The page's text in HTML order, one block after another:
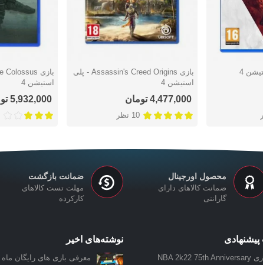
دوست داشتن
بازی Assassin's Creed Origins - پلی
استیشن 4
4,477,000 تومان
10 نظر
دوست
استیشن 4
5,932,000 تومان
محصول اورجینال
ضمانت کالاهای دارای
گارانتی
ضمانت بازگشت
مهلت تست کالاهای
کارکرده
بازی NBA 2k22 75th Anniversary
نوشته‌های اخیر
معرفی بازی‌ های رایگان ماه